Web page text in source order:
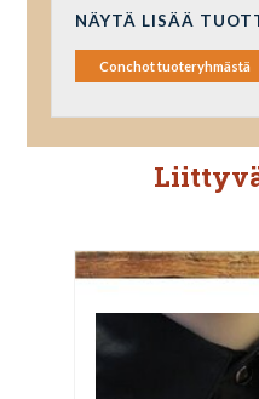
NÄYTÄ LISÄÄ
Conchot tuoteryhmästä